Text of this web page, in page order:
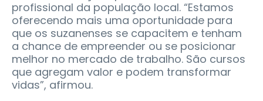
profissional da população local. “Estamos
oferecendo mais uma oportunidade para
que os suzanenses se capacitem e tenham
a chance de empreender ou se posicionar
melhor no mercado de trabalho. São cursos
que agregam valor e podem transformar
vidas”, afirmou.